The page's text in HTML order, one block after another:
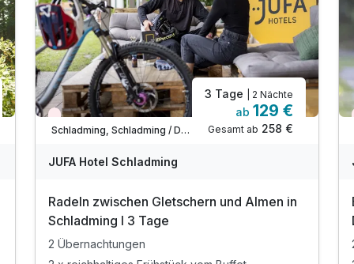
Nur noch Restplätze
Schladming, Schladming / Dachstein
3 Tage | 2 Nächte
ab 129 €
Gesamt ab 258 €
JUFA Hotel Schladming
Radeln zwischen Gletschern und Almen in
Schladming I 3 Tage
2 Übernachtungen